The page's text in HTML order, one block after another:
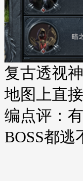
复古透视
地图上直
编点评：
BOSS都